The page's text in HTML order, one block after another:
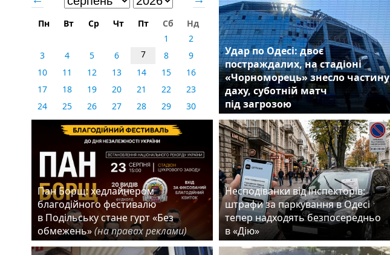
Пн Вт Ср Чт Пт Сб
Нд
1
2
3
4 5 6 7 8
9
10
11 12 13 14 15
16
17
18 19 20 21 22
23
24
25 26 27 28 29
30
31
Удар по Одесі: двоє
постраждалих, на стадіоні
«Чорноморець» знесло частину
даху, суботній матч
під загрозою
Пан Борщ: хедлайнером
благодійного фестивалю
в Подільську стане гурт «Без
обмежень»(на правах реклами)
Несподіванки від інспекторів:
штрафи за паркування в Одесі
тепер надходять безпосередньо
в «Дію»